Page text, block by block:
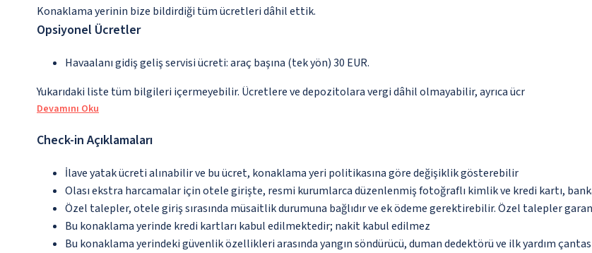
Konaklama yerinin bize bildirdiği tüm ücretleri dâhil ettik.
Opsiyonel Ücretler
Havaalanı gidiş geliş servisi ücreti: araç başına (tek yön) 30 EUR.
Yukarıdaki liste tüm bilgileri içermeyebilir. Ücretlere ve depozitolara vergi dâhil olmayabilir, ayrıca ücr
Devamını Oku
Check-in Açıklamaları
İlave yatak ücreti alınabilir ve bu ücret, konaklama yeri politikasına göre değişiklik gösterebilir
Olası ekstra harcamalar için otele girişte, resmi kurumlarca düzenlenmiş fotoğraflı kimlik ve kredi kartı,
Özel talepler, otele giriş sırasında müsaitlik durumuna bağlıdır ve ek ödeme gerektirebilir. Özel talepler
Bu konaklama yerinde kredi kartları kabul edilmektedir; nakit kabul edilmez
Bu konaklama yerindeki güvenlik özellikleri arasında yangın söndürücü, duman dedektörü ve ilk yardım